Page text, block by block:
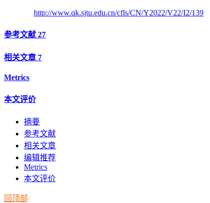
http://www.qk.sjtu.edu.cn/cfls/CN/Y2022/V22/I2/139
参考文献 27
相关文章 7
Metrics
本文评价
摘要
参考文献
相关文章
编辑推荐
Metrics
本文评价
回顶部